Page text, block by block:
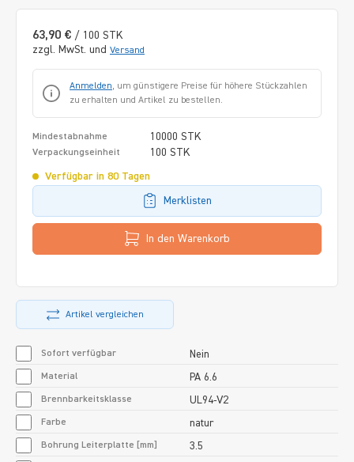
63,90 € / 100 STK
zzgl. MwSt. und Versand
Anmelden, um günstigere Preise für höhere Stückzahlen
zu erhalten und Artikel zu bestellen.
Mindestabnahme 10000 STK
Verpackungseinheit 100 STK
Verfügbar in 80 Tagen
Merklisten
In den Warenkorb
Artikel vergleichen
Sofort verfügbar Nein
Material PA 6.6
Brennbarkeitsklasse UL94-V2
Farbe natur
Bohrung Leiterplatte [mm] 3.5